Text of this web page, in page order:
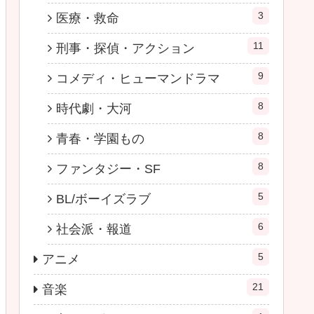
医療・救命 3
刑事・探偵・アクション 11
コメディ・ヒューマンドラマ 9
時代劇・大河 8
青春・学園もの 8
ファンタジー・SF 8
BL/ボーイズラブ 5
社会派・報道 6
アニメ 5
音楽 21